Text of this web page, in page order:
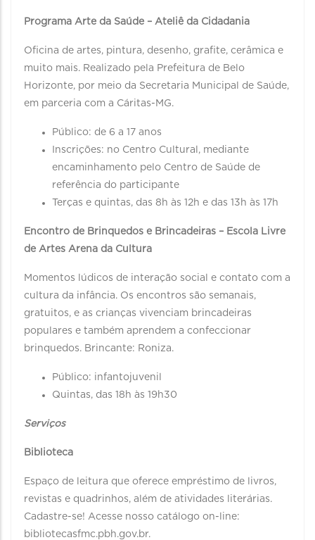
Programa Arte da Saúde – Ateliê da Cidadania
Oficina de artes, pintura, desenho, grafite, cerâmica e
muito mais. Realizado pela Prefeitura de Belo
Horizonte, por meio da Secretaria Municipal de Saúde,
em parceria com a Cáritas-MG.
Público: de 6 a 17 anos
Inscrições: no Centro Cultural, mediante
encaminhamento pelo Centro de Saúde de
referência do participante
Terças e quintas, das 8h às 12h e das 13h às 17h
Encontro de Brinquedos e Brincadeiras – Escola Livre
de Artes Arena da Cultura
Momentos lúdicos de interação social e contato com a
cultura da infância. Os encontros são semanais,
gratuitos, e as crianças vivenciam brincadeiras
populares e também aprendem a confeccionar
brinquedos. Brincante: Roniza.
Público: infantojuvenil
Quintas, das 18h às 19h30
Serviços
Biblioteca
Espaço de leitura que oferece empréstimo de livros,
revistas e quadrinhos, além de atividades literárias.
Cadastre-se! Acesse nosso catálogo on-line:
bibliotecasfmc.pbh.gov.br.